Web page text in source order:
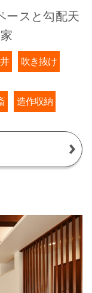
ースと勾配天
吹き抜け
造作収納